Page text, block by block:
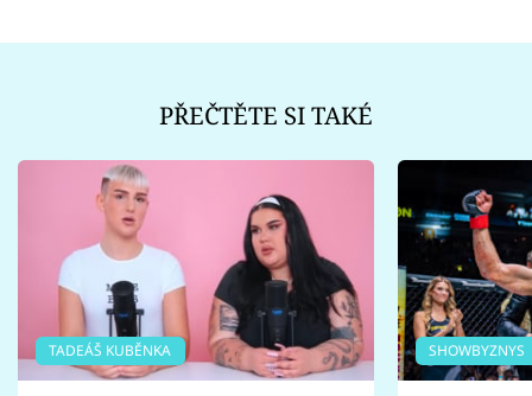
PŘEČTĚTE SI TAKÉ
TADEÁŠ KUBĚNKA SHOWBYZNYS